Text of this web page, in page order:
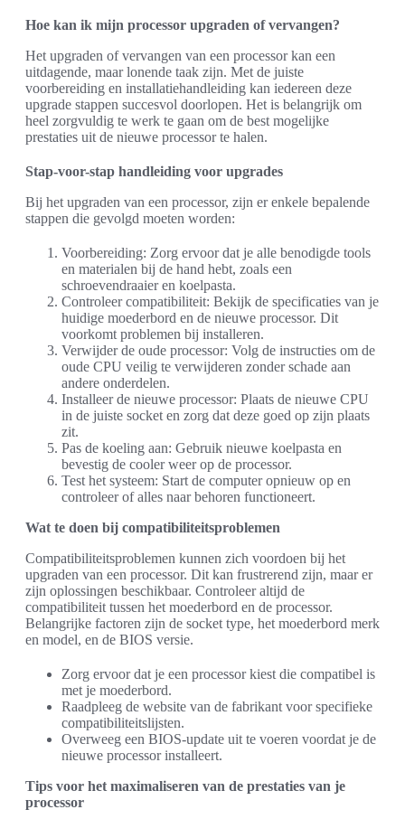
Hoe kan ik mijn processor upgraden of vervangen?
Het upgraden of vervangen van een processor kan een
uitdagende, maar lonende taak zijn. Met de juiste
voorbereiding en installatiehandleiding kan iedereen deze
upgrade stappen succesvol doorlopen. Het is belangrijk om
heel zorgvuldig te werk te gaan om de best mogelijke
prestaties uit de nieuwe processor te halen.
Stap-voor-stap handleiding voor upgrades
Bij het upgraden van een processor, zijn er enkele bepalende
stappen die gevolgd moeten worden:
Voorbereiding: Zorg ervoor dat je alle benodigde tools
en materialen bij de hand hebt, zoals een
schroevendraaier en koelpasta.
Controleer compatibiliteit: Bekijk de specificaties van je
huidige moederbord en de nieuwe processor. Dit
voorkomt problemen bij installeren.
Verwijder de oude processor: Volg de instructies om de
oude CPU veilig te verwijderen zonder schade aan
andere onderdelen.
Installeer de nieuwe processor: Plaats de nieuwe CPU
in de juiste socket en zorg dat deze goed op zijn plaats
zit.
Pas de koeling aan: Gebruik nieuwe koelpasta en
bevestig de cooler weer op de processor.
Test het systeem: Start de computer opnieuw op en
controleer of alles naar behoren functioneert.
Wat te doen bij compatibiliteitsproblemen
Compatibiliteitsproblemen kunnen zich voordoen bij het
upgraden van een processor. Dit kan frustrerend zijn, maar er
zijn oplossingen beschikbaar. Controleer altijd de
compatibiliteit tussen het moederbord en de processor.
Belangrijke factoren zijn de socket type, het moederbord merk
en model, en de BIOS versie.
Zorg ervoor dat je een processor kiest die compatibel is
met je moederbord.
Raadpleeg de website van de fabrikant voor specifieke
compatibiliteitslijsten.
Overweeg een BIOS-update uit te voeren voordat je de
nieuwe processor installeert.
Tips voor het maximaliseren van de prestaties van je
processor